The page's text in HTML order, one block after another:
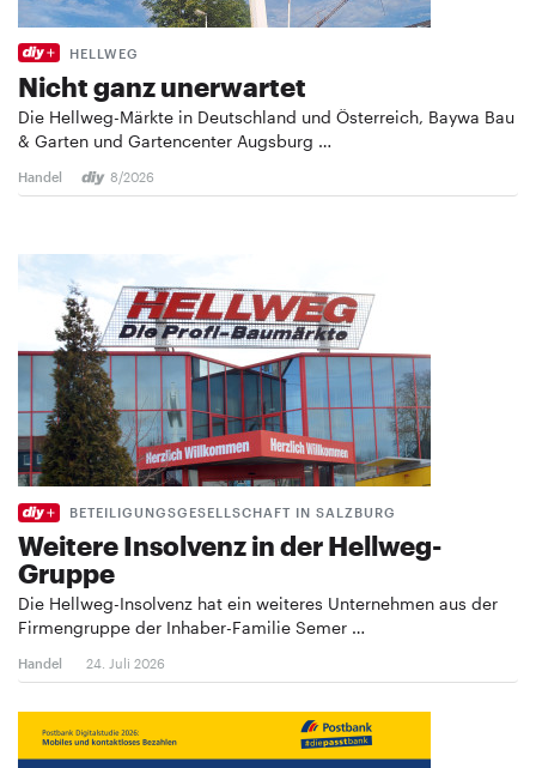
HELLWEG
Nicht ganz unerwartet
Die Hellweg-Märkte in Deutschland und Österreich, Baywa Bau
& Garten und Gartencenter Augsburg …
Handel 8/2026
BETEILIGUNGSGESELLSCHAFT IN SALZBURG
Weitere Insolvenz in der Hellweg-
Gruppe
Die Hellweg-Insolvenz hat ein weiteres Unternehmen aus der
Firmengruppe der Inhaber-Familie Semer …
Handel 24. Juli 2026